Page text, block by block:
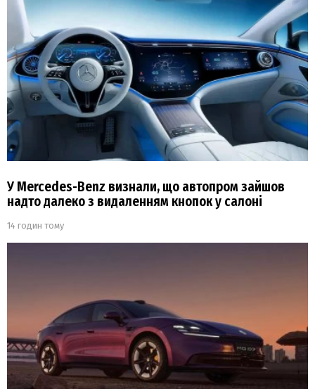
У Mercedes-Benz визнали, що автопром зайшов
надто далеко з видаленням кнопок у салоні
14 годин тому